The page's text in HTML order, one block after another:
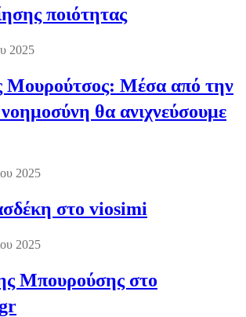
ποιότητας
2025
Μουρούτσος: Μέσα από την
θα ανιχνεύσουμε
2025
στο viosimi
2025
Μπουρούσης στο